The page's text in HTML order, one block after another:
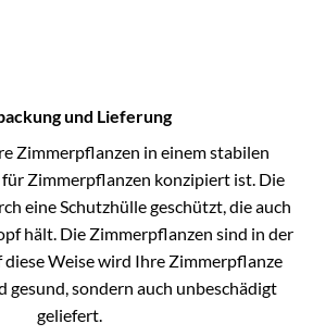
und Lieferung
Zimmerpflanzen in einem stabilen
Zimmerpflanzen konzipiert ist. Die
eine Schutzhülle geschützt, die auch
hält. Die Zimmerpflanzen sind in der
diese Weise wird Ihre Zimmerpflanze
gesund, sondern auch unbeschädigt
geliefert.